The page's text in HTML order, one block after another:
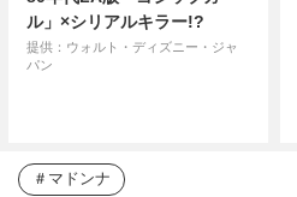
ル」×シリアルキラー!?
提供：ウォルト・ディズニー・ジャ
パン
マドンナ